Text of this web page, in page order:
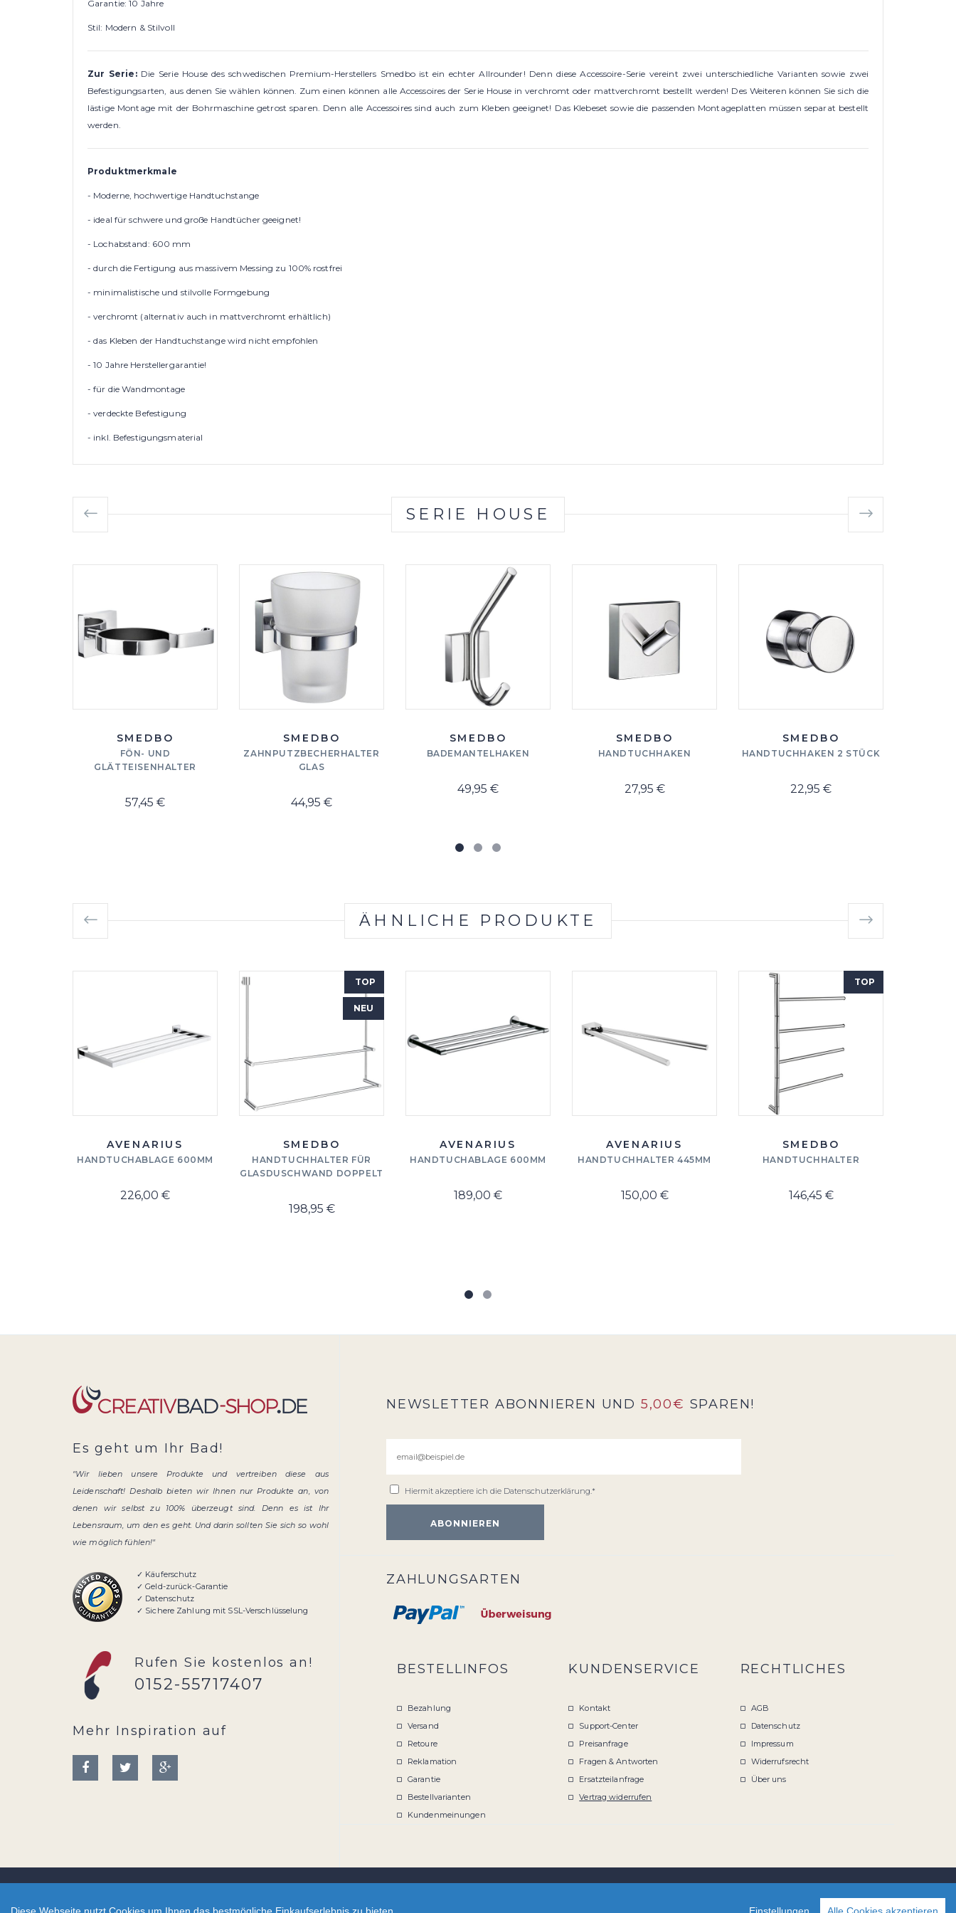
Garantie: 10 Jahre
Stil: Modern & Stilvoll
Zur Serie: Die Serie House des schwedischen Premium-Herstellers Smedbo ist ein echter Allrounder! Denn diese Accessoire-Serie vereint zwei unterschiedliche Varianten sowie zwei
Befestigungsarten, aus denen Sie wählen können. Zum einen können alle Accessoires der Serie House in verchromt oder mattverchromt bestellt werden! Des Weiteren können Sie sich die
lästige Montage mit der Bohrmaschine getrost sparen. Denn alle Accessoires sind auch zum Kleben geeignet! Das Klebeset sowie die passenden Montageplatten müssen separat bestellt
werden.
Produktmerkmale
- Moderne, hochwertige Handtuchstange
- ideal für schwere und große Handtücher geeignet!
- Lochabstand: 600 mm
- durch die Fertigung aus massivem Messing zu 100% rostfrei
- minimalistische und stilvolle Formgebung
- verchromt (alternativ auch in mattverchromt erhältlich)
- das Kleben der Handtuchstange wird nicht empfohlen
- 10 Jahre Herstellergarantie!
- für die Wandmontage
- verdeckte Befestigung
- inkl. Befestigungsmaterial
SERIE HOUSE
SMEDBO
FÖN- UND
GLÄTTEISENHALTER
57,45 €
SMEDBO
ZAHNPUTZBECHERHALTER
GLAS
44,95 €
SMEDBO
BADEMANTELHAKEN
49,95 €
SMEDBO
HANDTUCHHAKEN
27,95 €
SMEDBO
HANDTUCHHAKEN 2 STÜCK
22,95 €
ÄHNLICHE PRODUKTE
AVENARIUS
HANDTUCHABLAGE 600MM
226,00 €
TOP
NEU
SMEDBO
HANDTUCHHALTER FÜR
GLASDUSCHWAND DOPPELT
198,95 €
AVENARIUS
HANDTUCHABLAGE 600MM
189,00 €
AVENARIUS
HANDTUCHHALTER 445MM
150,00 €
TOP
SMEDBO
HANDTUCHHALTER
146,45 €
Es geht um Ihr Bad!
"Wir lieben unsere Produkte und vertreiben diese aus
Leidenschaft! Deshalb bieten wir Ihnen nur Produkte an, von
denen wir selbst zu 100% überzeugt sind. Denn es ist Ihr
Lebensraum, um den es geht. Und darin sollten Sie sich so wohl
wie möglich fühlen!"
✓ Käuferschutz
✓ Geld-zurück-Garantie
✓ Datenschutz
✓ Sichere Zahlung mit SSL-Verschlüsselung
Rufen Sie kostenlos an!
0152-55717407
Mehr Inspiration auf
NEWSLETTER ABONNIEREN UND 5,00€ SPAREN!
Hiermit akzeptiere ich die Datenschutzerklärung.*
ZAHLUNGSARTEN
BESTELLINFOS
Bezahlung
Versand
Retoure
Reklamation
Garantie
Bestellvarianten
Kundenmeinungen
KUNDENSERVICE
Kontakt
Support-Center
Preisanfrage
Fragen & Antworten
Ersatzteilanfrage
Vertrag widerrufen
RECHTLICHES
AGB
Datenschutz
Impressum
Widerrufsrecht
Über uns